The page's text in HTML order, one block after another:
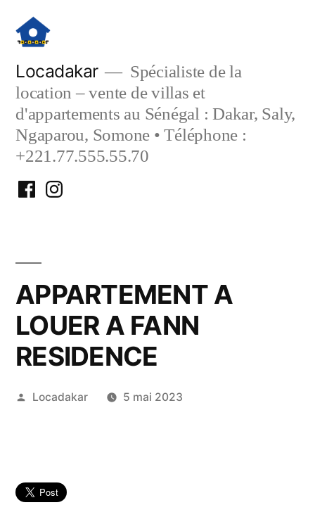
contenu
Locadakar
Spécialiste de la
location – vente de villas et
d'appartements au Sénégal : Dakar, Saly,
Ngaparou, Somone • Téléphone :
+221.77.555.55.70
FacebookInstagram
APPARTEMENT A
LOUER A FANN
RESIDENCE
Publié
Locadakar 5 mai 2023